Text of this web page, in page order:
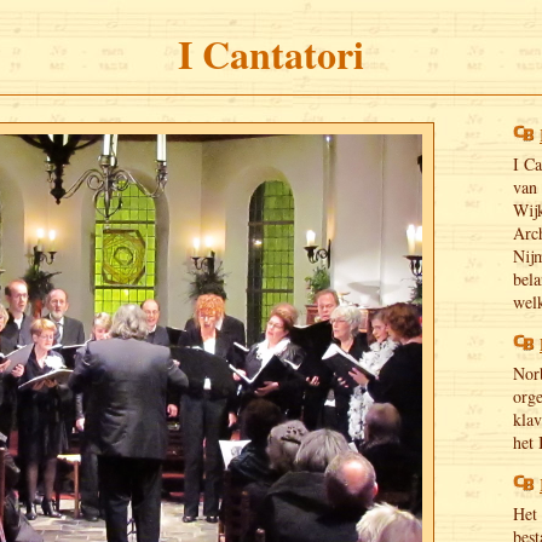
I Cantatori
I
het
Het